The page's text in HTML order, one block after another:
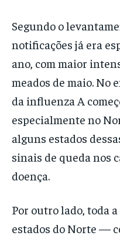
Segundo o
notificações já era
ano, com maior
meados de maio. No
da influenza A
especialmente no
alguns estados
sinais de queda nos
doença.
Por outro lado, toda
estados do Norte —